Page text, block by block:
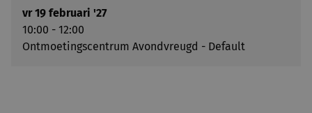
vr 19 februari '27
10:00 - 12:00
Ontmoetingscentrum Avondvreugd - Default